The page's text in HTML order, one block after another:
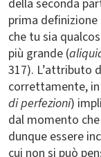
della seconda
prima
che tu sia
più grande (
317). L’attributo
correttamente,
di perfezioni)
dal momento
dunque essere
cui non si può